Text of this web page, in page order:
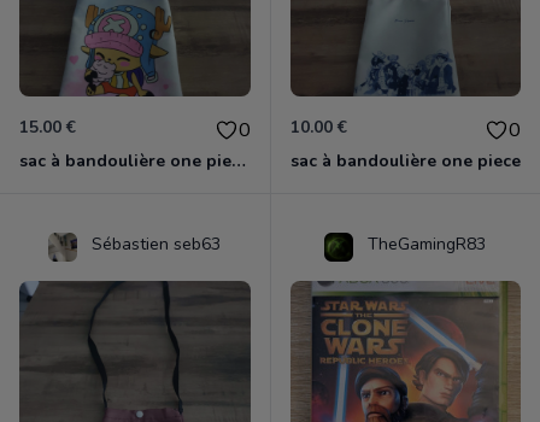
15.00 € 0
sac à bandoulière one piece chopper
10.00 € 0
sac à bandoulière one piece
Sébastien seb63 TheGamingR83